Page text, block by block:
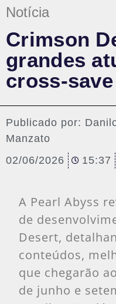
Notícia
Crimson
grandes
cross-
Publicado por:
Manzato
02/06/2026
15:37
A Pearl Abyss
de
Desert,
conteúdos,
que chegarão
de junho e